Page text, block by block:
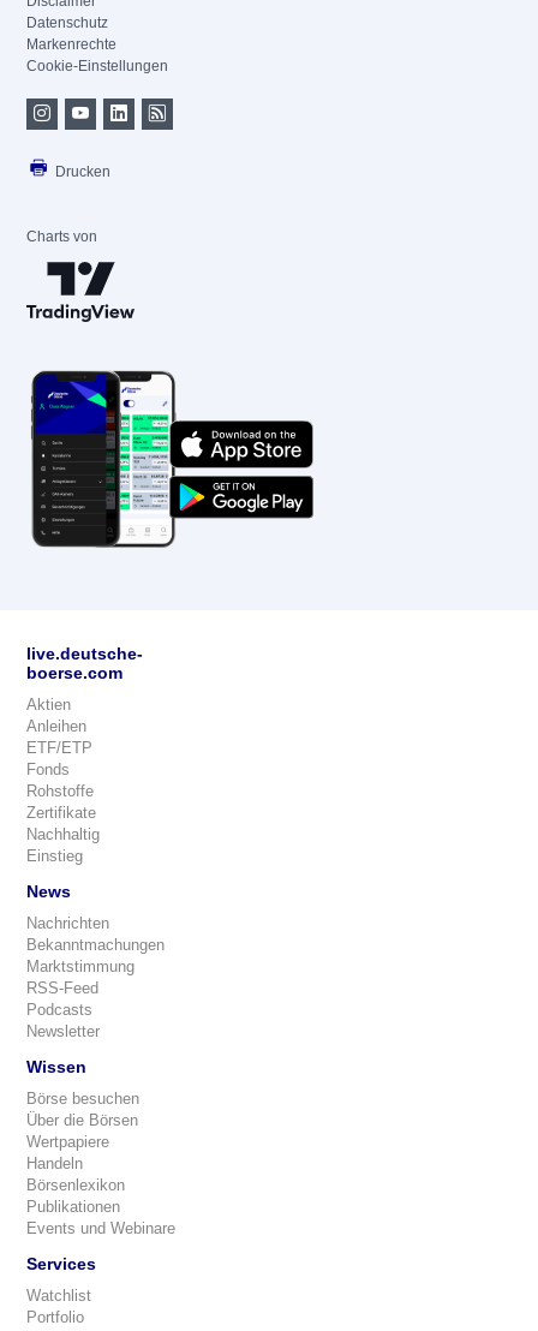
Datenschutz
Markenrechte
Cookie-Einstellungen
Drucken
Charts von
live.deutsche-
boerse.com
Aktien
Anleihen
ETF/ETP
Fonds
Rohstoffe
Zertifikate
Nachhaltig
Einstieg
News
Nachrichten
Bekanntmachungen
Marktstimmung
RSS-Feed
Podcasts
Newsletter
Wissen
Börse besuchen
Über die Börsen
Wertpapiere
Handeln
Börsenlexikon
Publikationen
Events und Webinare
Services
Watchlist
Portfolio